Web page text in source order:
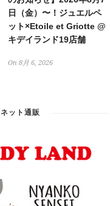
日（金）〜！ジュエルペ
ット×Etoile et Griotte @
キデイランド19店舗
On 8月 6, 2026
ネット通販